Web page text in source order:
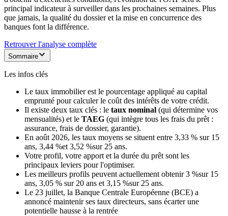
principal indicateur à surveiller dans les prochaines semaines. Plus
que jamais, la qualité du dossier et la mise en concurrence des
banques font la différence.
Retrouver l'analyse complète
Sommaire
Les infos clés
Le taux immobilier est le pourcentage appliqué au capital
emprunté pour calculer le coût des intérêts de votre crédit.
Il existe deux taux clés : le taux nominal (qui détermine vos
mensualités) et le TAEG (qui intègre tous les frais du prêt :
assurance, frais de dossier, garantie).
En août 2026, les taux moyens se situent entre 3,33 % sur 15
ans, 3,44 %et 3,52 %sur 25 ans.
Votre profil, votre apport et la durée du prêt sont les
principaux leviers pour l'optimiser.
Les meilleurs profils peuvent actuellement obtenir3 %sur 15
ans, 3,05 % sur 20 ans et 3,15 %sur 25 ans.
Le 23 juillet, la Banque Centrale Européenne (BCE) a
annoncé maintenir ses taux directeurs, sans écarter une
potentielle hausse à la rentrée